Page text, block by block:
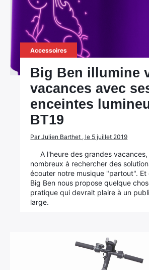
Accessoires
Big Ben illumine
vacances avec
enceintes
BT19
Par Julien Barthet , le 5 juillet 2019
A l'heure des grandes
nombreux à rechercher des
écouter notre musique "partout". Et
Big Ben nous propose quelque
pratique qui devrait plaire à un
large.